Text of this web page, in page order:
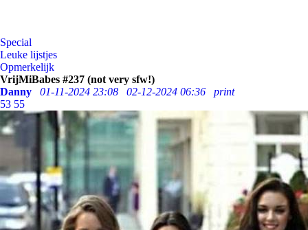
Special
Leuke lijstjes
Opmerkelijk
VrijMiBabes #237 (not very sfw!)
Danny
01-11-2024 23:08 02-12-2024 06:36
print
53 55